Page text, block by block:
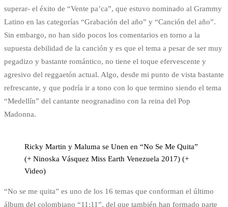
superar- el éxito de “Vente pa’ca”, que estuvo nominado al Grammy
Latino en las categorías “Grabación del año” y “Canción del año”.
Sin embargo, no han sido pocos los comentarios en torno a la
supuesta debilidad de la canción y es que el tema a pesar de ser muy
pegadizo y bastante romántico, no tiene el toque efervescente y
agresivo del reggaetón actual. Algo, desde mi punto de vista bastante
refrescante, y que podría ir a tono con lo que termino siendo el tema
“Medellín” del cantante neogranadino con la reina del Pop
Madonna.
Ricky Martin y Maluma se Unen en “No Se Me Quita”
(+ Ninoska Vásquez Miss Earth Venezuela 2017) (+
Video)
“No se me quita” es uno de los 16 temas que conforman el último
álbum del colombiano “11:11”, del que también han formado parte